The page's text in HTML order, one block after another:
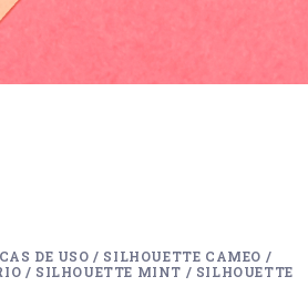
DE USO / SILHOUETTE CAMEO /
/ SILHOUETTE MINT / SILHOUETTE